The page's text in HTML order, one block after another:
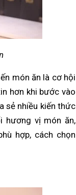
món ăn là cơ hội
hơn khi bước vào
sẻ nhiều kiến thức
hương vị món ăn,
hợp, cách chọn